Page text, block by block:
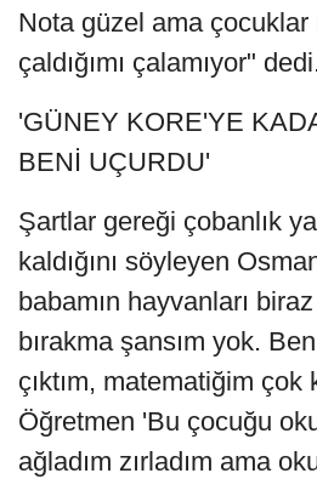
Nota güzel ama çocuklar
çaldığımı çalamıyor"
'GÜNEY KORE'YE
BENİ UÇURDU'
Şartlar gereği çobanlık
kaldığını söyleyen
babamın hayvanları
bırakma şansım yok.
çıktım, matematiğim çok
Öğretmen 'Bu çocuğu
ağladım zırladım ama